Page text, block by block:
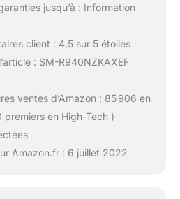
jusqu’à : Information
client : 4,5 sur 5 étoiles
: SM-R940NZKAXEF
ventes d’Amazon : 85 906 en
premiers en High-Tech )
Amazon.fr : 6 juillet 2022